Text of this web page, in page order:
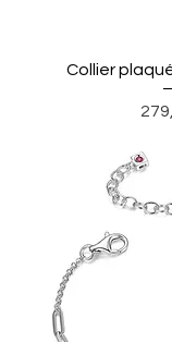
Collier
Prix